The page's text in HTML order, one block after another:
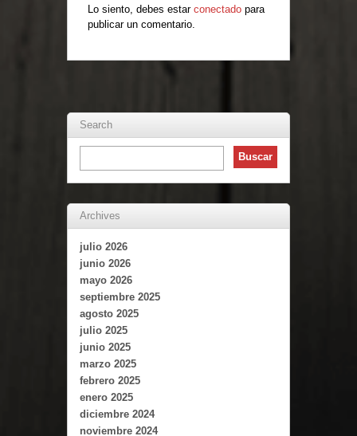
Lo siento, debes estar conectado para
publicar un comentario.
Search
Archives
julio 2026
junio 2026
mayo 2026
septiembre 2025
agosto 2025
julio 2025
junio 2025
marzo 2025
febrero 2025
enero 2025
diciembre 2024
noviembre 2024